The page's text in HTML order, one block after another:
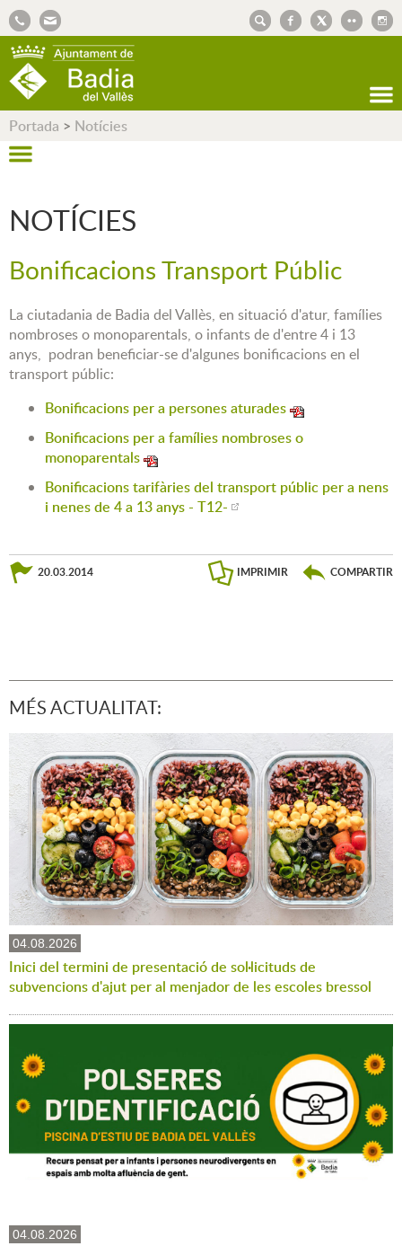
Portada > Notícies
NOTÍCIES
Bonificacions Transport Públic
La ciutadania de Badia del Vallès, en situació d'atur, famílies
nombroses o monoparentals, o infants de d'entre 4 i 13
anys, podran beneficiar-se d'algunes bonificacions en el
transport públic:
Bonificacions per a persones aturades
Bonificacions per a famílies nombroses o
monoparentals
Bonificacions tarifàries del transport públic per a nens
i nenes de 4 a 13 anys - T12-
20.03.2014 IMPRIMIR COMPARTIR
MÉS ACTUALITAT:
04.08.2026
Inici del termini de presentació de sol·licituds de
subvencions d'ajut per al menjador de les escoles bressol
04.08.2026